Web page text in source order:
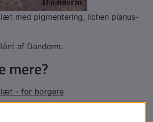
med pigmentering, lichen planus-
af Danderm.
mere?
- for borgere
- for sundhedsfaglige